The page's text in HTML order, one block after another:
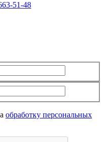
51-48
обработку персональных